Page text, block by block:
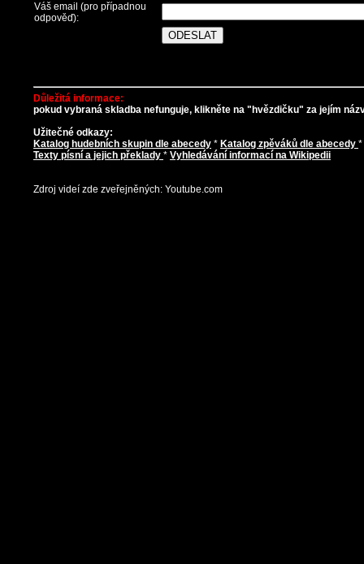
Váš email (pro případnou
odpověď):
Důležitá informace:
pokud vybraná skladba nefunguje, klikněte na "hvězdičku" za jejím
Užitečné odkazy:
Katalog hudebních skupin dle abecedy * Katalog zpěváků dle abecedy *
Texty písní a jejich překlady * Vyhledávání informací na Wikipedii
Zdroj videí zde zveřejněných: Youtube.com